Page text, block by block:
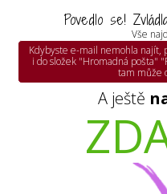
Povedlo se!
Vše
Kdybyste e-mail nemohla najít,
i do složek "Hromadná pošta"
tam může
A ještě